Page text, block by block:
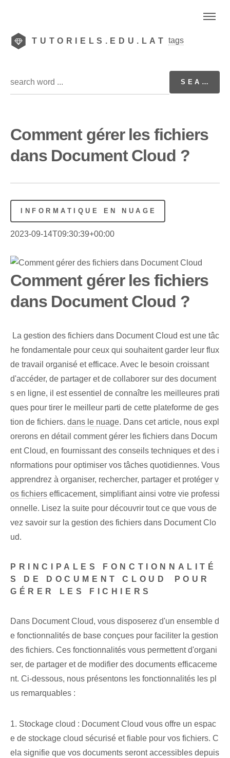
TUTORIELS.EDU.LAT tags
Comment gérer les fichiers
dans Document Cloud ?
INFORMATIQUE EN NUAGE
2023-09-14T09:30:39+00:00
Comment gérer les fichiers
dans Document Cloud ?
⁢ La gestion des fichiers dans Document Cloud est une tâc
he fondamentale pour ceux qui souhaitent garder leur flux
de travail organisé et efficace. Avec le besoin croissant
d'accéder, de partager et de collaborer sur des document
s en ligne, il est essentiel de connaître les meilleures prati
ques pour tirer le meilleur parti de cette plateforme de ges
tion de fichiers. dans le nuage.⁢ Dans cet⁤ article, nous expl
orerons en détail comment gérer les fichiers dans Docum
ent Cloud, en fournissant des conseils techniques et des i
nformations pour optimiser vos tâches quotidiennes. ‌Vous
apprendrez à organiser, rechercher, ‌partager et protéger v
os fichiers efficacement, simplifiant ainsi votre vie professi
onnelle. Lisez la suite pour découvrir tout ce que vous de
vez savoir sur la gestion des fichiers dans Document Clo
ud.
PRINCIPALES FONCTIONNALITÉ
S DE DOCUMENT CLOUD⁤ POUR⁣
GÉRER‍ LES FICHIERS
Dans Document Cloud⁣, vous disposerez d'un ensemble d
e fonctionnalités de base conçues pour faciliter la gestion
des fichiers. Ces fonctionnalités vous permettent d'organi
ser, de partager et de modifier des documents efficaceme
nt. Ci-dessous, nous présentons les fonctionnalités les pl
us remarquables :
1. Stockage cloud : Document Cloud vous offre un espac
e de stockage cloud sécurisé et fiable pour vos fichiers. C
ela signifie que vos documents seront accessibles depuis